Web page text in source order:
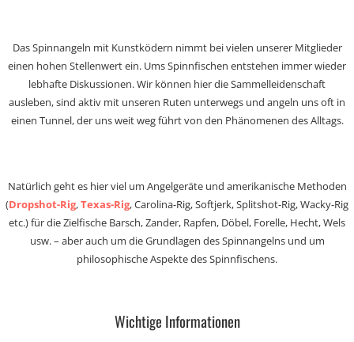
Das Spinnangeln mit Kunstködern nimmt bei vielen unserer Mitglieder
einen hohen Stellenwert ein. Ums Spinnfischen entstehen immer wieder
lebhafte Diskussionen. Wir können hier die Sammelleidenschaft
ausleben, sind aktiv mit unseren Ruten unterwegs und angeln uns oft in
einen Tunnel, der uns weit weg führt von den Phänomenen des Alltags.
Natürlich geht es hier viel um Angelgeräte und amerikanische Methoden
(Dropshot-Rig,Texas-Rig, Carolina-Rig, Softjerk, Splitshot-Rig, Wacky-Rig
etc.) für die Zielfische Barsch, Zander, Rapfen, Döbel, Forelle, Hecht, Wels
usw. – aber auch um die Grundlagen des Spinnangelns und um
philosophische Aspekte des Spinnfischens.
Wichtige Informationen